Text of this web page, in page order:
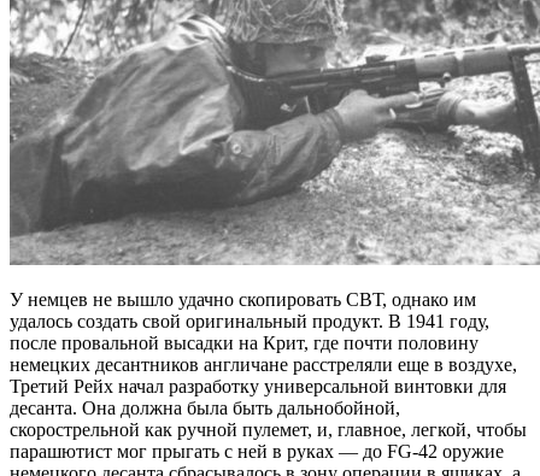
У немцев не вышло удачно скопировать СВТ, однако им
удалось создать свой оригинальный продукт. В 1941 году,
после провальной высадки на Крит, где почти половину
немецких десантников англичане расстреляли еще в воздухе,
Третий Рейх начал разработку универсальной винтовки для
десанта. Она должна была быть дальнобойной,
скорострельной как ручной пулемет, и, главное, легкой, чтобы
парашютист мог прыгать с ней в руках — до FG-42 оружие